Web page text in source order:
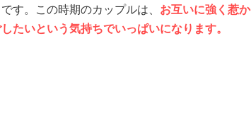
す。この時期のカップルは、 お互いに強く惹か
たいという気持ちでいっぱいになります。